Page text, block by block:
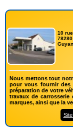
10
78280
Nous mettons tout
pour vous fournir des
préparation de votre
travaux de
marques, ainsi que la